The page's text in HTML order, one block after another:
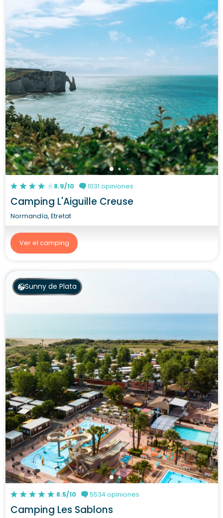
8.9/10 1031 opiniones
Camping L'Aiguille Creuse
Normandía, Etretat
Ver el camping
Sunny de Plata
8.5/10 5534 opiniones
Camping Les Sablons